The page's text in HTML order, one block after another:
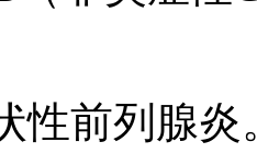
性前列腺炎